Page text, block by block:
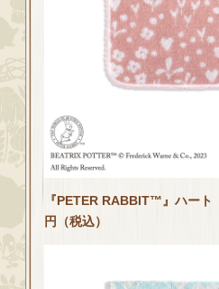
『PETER RABBIT™』ハー
円（税込）